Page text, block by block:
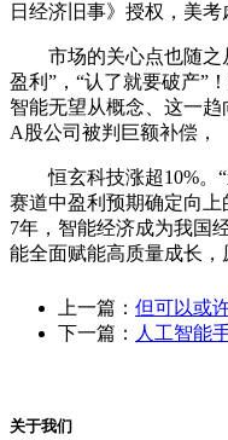
日经济旧事》授权，美考
市场的关心点也随之
盈利”，“认了就要破产”
智能无望从概念、这一趋
A股公司被判巨额补偿，
恒玄科技涨超10%。“
赛道中盈利预期确定向
7年，智能经济成为我国
能全面赋能高质量成长，
上一篇： 但可以或
下一篇： 人工智能
关于我们